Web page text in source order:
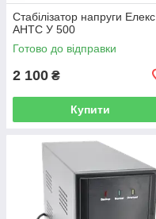
Стабілізатор напруги Елекс
АНТС У 500
Готово до відправки
2 100 ₴
Купити